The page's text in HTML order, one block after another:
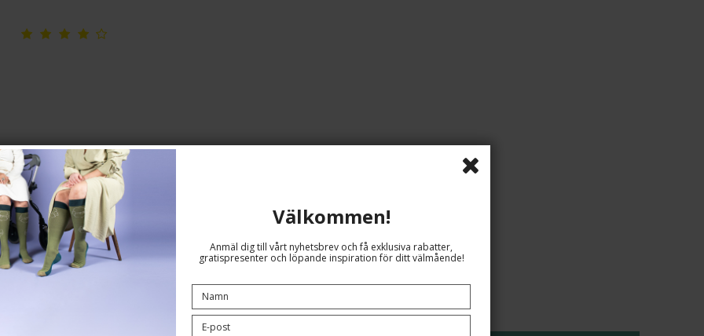
Bambu Strumpor utan Kompression,
SEK 59,00
SEK 50,00
Välkommen!
Anmäl dig till vårt nyhetsbrev och få exklusiva rabatter,
gratispresenter och löpande inspiration för ditt välmående!